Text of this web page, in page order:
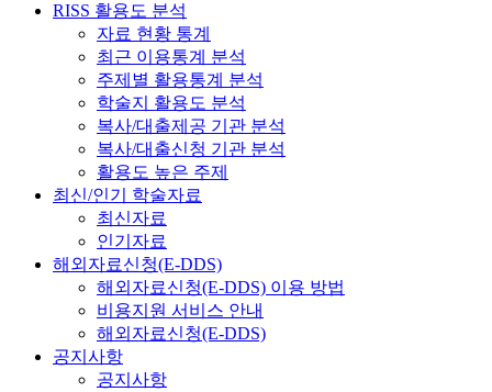
RISS 활용도 분석
자료 현황 통계
최근 이용통계 분석
주제별 활용통계 분석
학술지 활용도 분석
복사/대출제공 기관 분석
복사/대출신청 기관 분석
활용도 높은 주제
최신/인기 학술자료
최신자료
인기자료
해외자료신청(E-DDS)
해외자료신청(E-DDS) 이용 방법
비용지원 서비스 안내
해외자료신청(E-DDS)
공지사항
공지사항